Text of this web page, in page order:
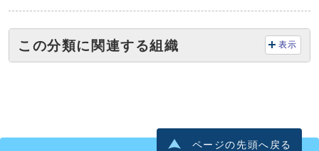
この分類に関連する組織 表示
ページの先頭へ戻る